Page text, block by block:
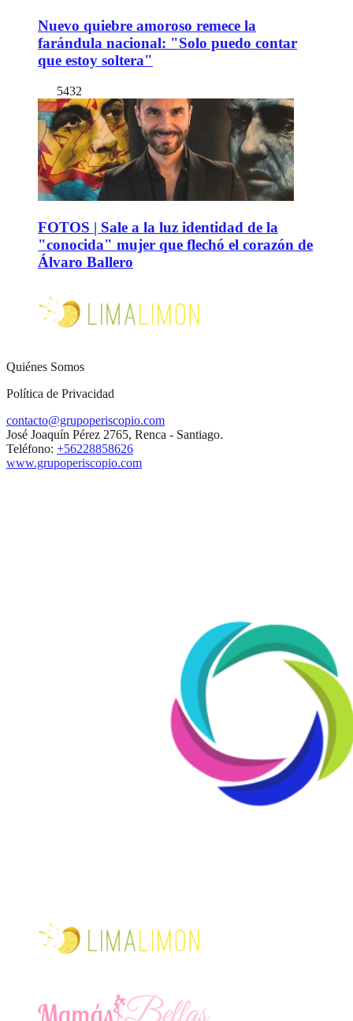
Nuevo quiebre amoroso remece la
farándula nacional: "Solo puedo contar
que estoy soltera"
5432
FOTOS | Sale a la luz identidad de la
"conocida" mujer que flechó el corazón de
Álvaro Ballero
Quiénes Somos
Política de Privacidad
contacto@grupoperiscopio.com
José Joaquín Pérez 2765, Renca - Santiago.
Teléfono: +56228858626
www.grupoperiscopio.com